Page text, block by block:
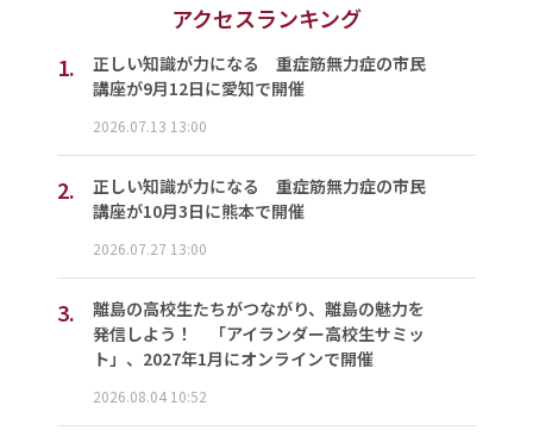
アクセスランキング
1.
正しい知識が力になる 重症筋無力症の市民
講座が9月12日に愛知で開催
2026.07.13 13:00
2.
正しい知識が力になる 重症筋無力症の市民
講座が10月3日に熊本で開催
2026.07.27 13:00
3.
離島の高校生たちがつながり、離島の魅力を
発信しよう！ 「アイランダー高校生サミッ
ト」、2027年1月にオンラインで開催
2026.08.04 10:52